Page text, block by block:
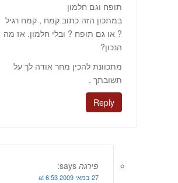
תופח וגם חלמון
במתכון הזה כתוב קמח , קמח רגיל
? או גם תופח ? ובלי חלמון. אז מה
הנכון?
מתכוונת להכין מחר אודה לך על
תשובתך .
Reply
פירגה says:
27 במאי 2009 at 6:53